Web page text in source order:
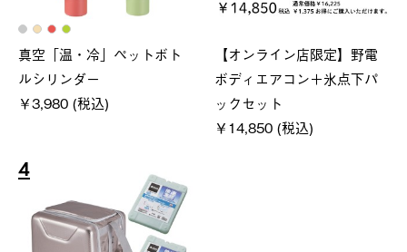
真空「温・冷」ペットボト
ルシリンダー
￥3,980 (税込)
【オンライン店限定】野電
ボディエアコン＋氷点下パ
ックセット
￥14,850 (税込)
4